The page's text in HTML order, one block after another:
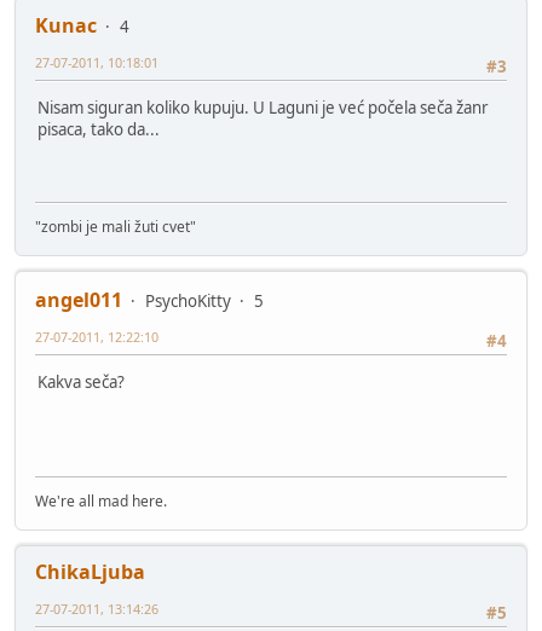
Kunac
4
#3
27-07-2011, 10:18:01
Nisam siguran koliko kupuju. U Laguni je već počela seča žanr
pisaca, tako da...
"zombi je mali žuti cvet"
angel011 PsychoKitty
5
#4
27-07-2011, 12:22:10
Kakva seča?
We're all mad here.
ChikaLjuba
#5
27-07-2011, 13:14:26